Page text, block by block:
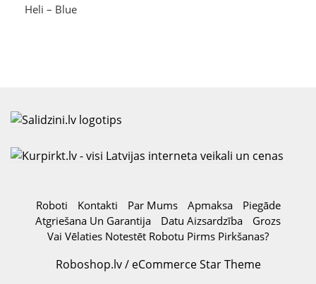
Heli – Blue
Roboti Kontakti Par Mums Apmaksa
Piegāde
Atgriešana Un Garantija
Datu Aizsardzība
Grozs
Vai Vēlaties Notestēt Robotu Pirms Pirkšanas?
Roboshop.lv / eCommerce Star Theme